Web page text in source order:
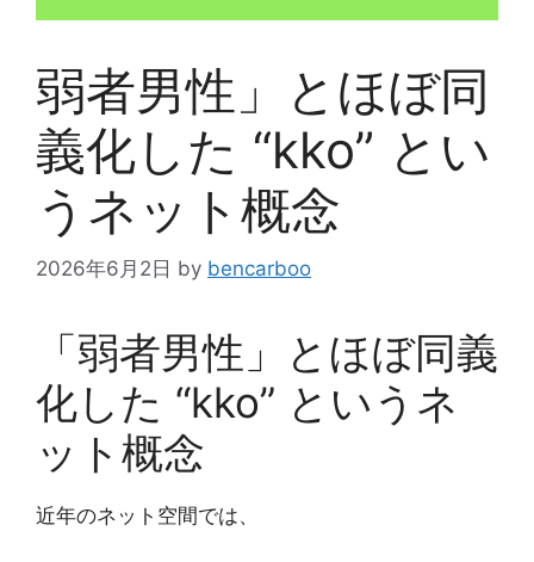
弱者男性」とほぼ同
義化した “kko” とい
うネット概念
2026年6月2日 by bencarboo
「弱者男性」とほぼ同義
化した “kko” というネ
ット概念
近年のネット空間では、